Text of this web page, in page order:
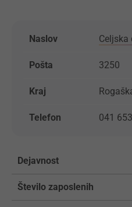
Naslov Celjska
Pošta 3250
Kraj
Telefon 041
Dejavnost
Število zaposlenih